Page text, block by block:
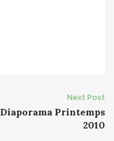
Next Post
Diaporama Printemps
2010